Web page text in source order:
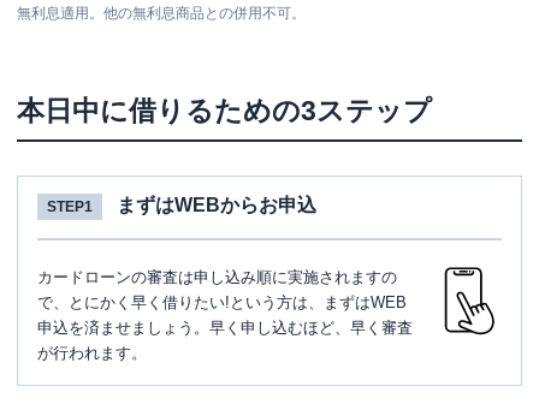
無利息適用。他の無利息商品との併用不可。
本日中に借りるための3ステップ
STEP1 まずはWEBからお申込
カードローンの審査は申し込み順に実施されますの
で、とにかく早く借りたい!という方は、まずはWEB
申込を済ませましょう。早く申し込むほど、早く審査
が行われます。